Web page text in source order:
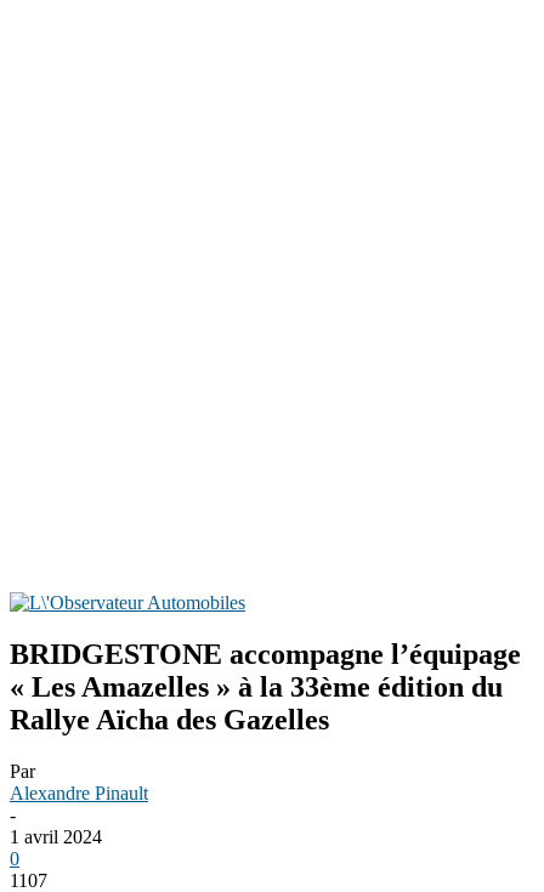
BRIDGESTONE accompagne l’équipage
« Les Amazelles » à la 33ème édition du
Rallye Aïcha des Gazelles
Par
Alexandre Pinault
-
1 avril 2024
0
1107